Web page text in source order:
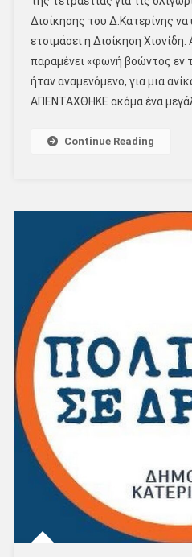
Διοίκησης του Δ.Κατερίνης να
ετοιμάσει η Διοίκηση
παραμένει «φωνή βοώντος εν
ήταν αναμενόμενο, για μια
ΑΠΕΝΤΑΧΘΗΚΕ ακόμα ένα
Continue Reading